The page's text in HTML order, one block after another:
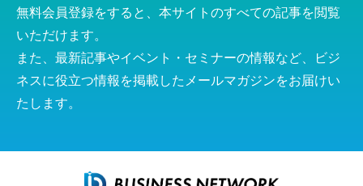
無料会員登録をすると、本サイトのすべての記事を閲覧
いただけます。
また、最新記事やイベント・セミナーの情報など、ビジ
ネスに役立つ情報を掲載したメールマガジンをお届けい
たします。